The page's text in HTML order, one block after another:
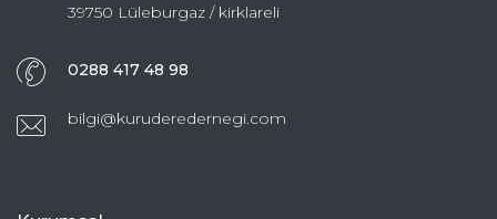
39750 Lüleburgaz / kirklareli
0288 417 48 98
bilgi@kuruderedernegi.com